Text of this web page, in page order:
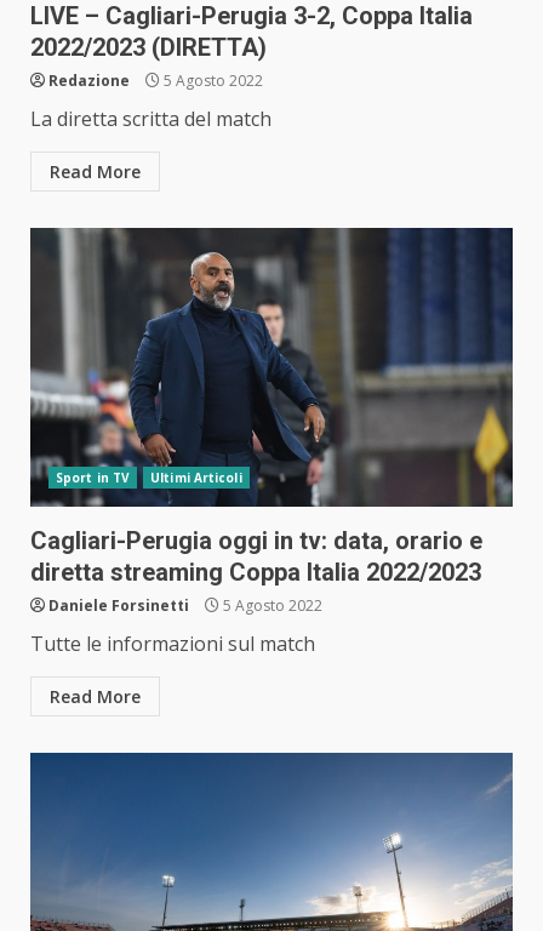
LIVE – Cagliari-Perugia 3-2, Coppa Italia
2022/2023 (DIRETTA)
Redazione 5 Agosto 2022
La diretta scritta del match
Read More
Sport in TV Ultimi Articoli
Cagliari-Perugia oggi in tv: data, orario e
diretta streaming Coppa Italia 2022/2023
Daniele Forsinetti 5 Agosto 2022
Tutte le informazioni sul match
Read More